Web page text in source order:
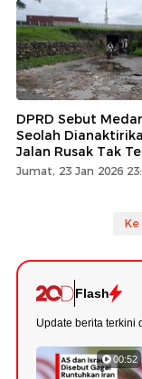
DPRD Sebut
Seolah
Jalan Rusak Tak
Jumat, 23 Jan 2026
Ke
Flash
Update berita terkini
00:52